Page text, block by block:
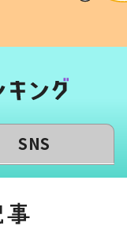
SNS